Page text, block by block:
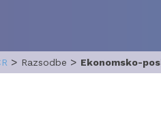
> Razsodbe > Ekonomsko-